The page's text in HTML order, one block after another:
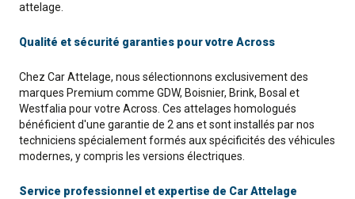
attelage.
Qualité et sécurité garanties pour votre Across
Chez Car Attelage, nous sélectionnons exclusivement des
marques Premium comme GDW, Boisnier, Brink, Bosal et
Westfalia pour votre Across. Ces attelages homologués
bénéficient d'une garantie de 2 ans et sont installés par nos
techniciens spécialement formés aux spécificités des véhicules
modernes, y compris les versions électriques.
Service professionnel et expertise de Car Attelage